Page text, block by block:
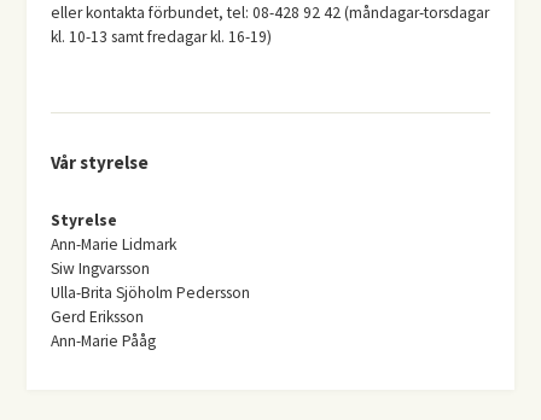
eller kontakta förbundet, tel: 08-428 92 42 (måndagar-torsdagar
kl. 10-13 samt fredagar kl. 16-19)
Vår styrelse
Styrelse
Ann-Marie Lidmark
Siw Ingvarsson
Ulla-Brita Sjöholm Pedersson
Gerd Eriksson
Ann-Marie Pååg